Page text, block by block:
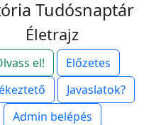
Tudósnaptár
Életrajz
el!
Előzetes
Javaslatok?
Admin belépés